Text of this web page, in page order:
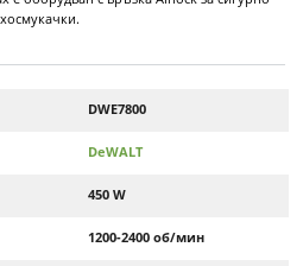
DWE7800
DeWALT
450 W
1200-2400 об/мин